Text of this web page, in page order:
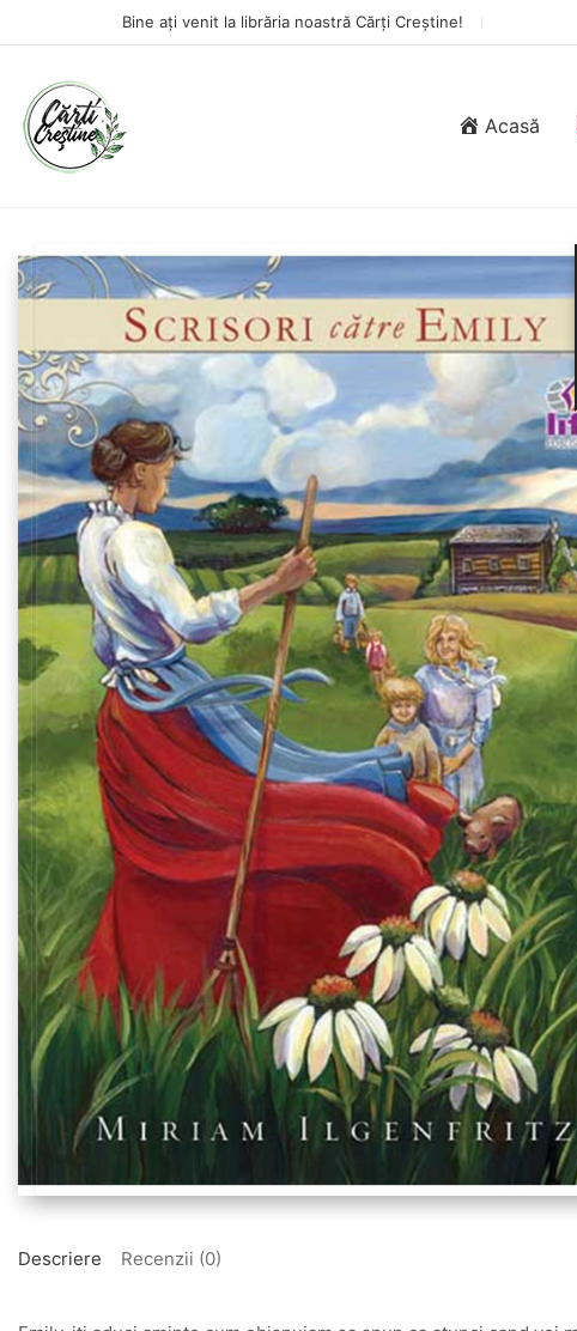
Bine ați venit la librăria noastră Cărți Creștine!
Acasă
Descriere Recenzii (0)